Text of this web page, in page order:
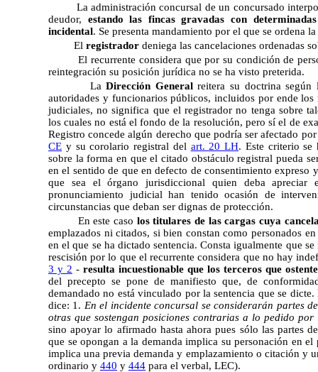
La administración concursal de un concursado
deudor, estando las fincas gravadas con
incidental. Se presenta mandamiento por el que se ordena
El registrador deniega las cancelaciones ordenadas
El recurrente considera que por su condición de
reintegración su posición jurídica no se ha visto preterida.
LaDirección Generalreitera su doctrina según
autoridades y funcionarios públicos, incluidos por ende
judiciales, no significa que el registrador no tenga sobre
los cuales no está el fondo de la resolución, pero sí el de
Registro concede algún derecho que podría ser afectado
CE y su corolario registral del art. 20 LH. Este criterio se
sobre la forma en que el citado obstáculo registral pueda
en el sentido de que en defecto de consentimiento expreso
que sea el órgano jurisdiccional quien deba apreciar
pronunciamiento judicial han tenido ocasión de
circunstancias que deban ser dignas de protección.
En este caso los titulares de las cargas cuya
emplazados ni citados, si bien constan como personados
en el que se ha dictado sentencia. Consta igualmente que
rescisión por lo que el recurrente considera que no hay
3 y 2 - resulta incuestionable que los terceros que
del precepto se pone de manifiesto que, de
demandado no está vinculado por la sentencia que se
dice: 1. En el incidente concursal se considerarán partes
otras que sostengan posiciones contrarias a lo pedido
sino apoyar lo afirmado hasta ahora pues sólo las partes
que se opongan a la demanda implica su personación en
implica una previa demanda y emplazamiento o citación y
ordinario y 440 y 444 para el verbal, LEC).